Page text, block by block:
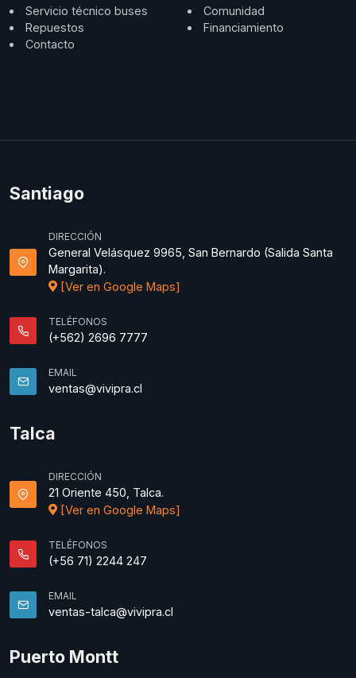
Servicio técnico buses
Repuestos
Contacto
Comunidad
Financiamiento
Santiago
DIRECCIÓN
General Velásquez 9965, San Bernardo (Salida Santa
Margarita).
[Ver en Google Maps]
TELÉFONOS
(+562) 2696 7777
EMAIL
ventas@vivipra.cl
Talca
DIRECCIÓN
21 Oriente 450, Talca.
[Ver en Google Maps]
TELÉFONOS
(+56 71) 2244 247
EMAIL
ventas-talca@vivipra.cl
Puerto Montt